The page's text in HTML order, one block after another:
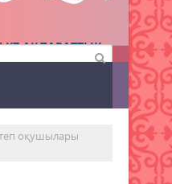
АҚПАРАТТЫҚ
АГЕНТТІГІ
оқушылары